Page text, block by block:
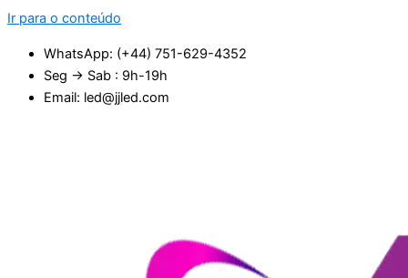
Ir para o conteúdo
WhatsApp: (+44) 751-629-4352
Seg → Sab : 9h-19h
Email: led@jjled.com